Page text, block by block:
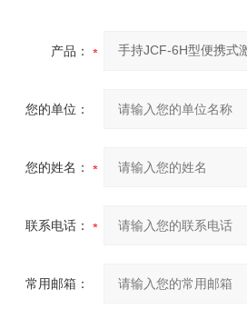
产品：
您的单位：
您的姓名：
联系电话：
常用邮箱：